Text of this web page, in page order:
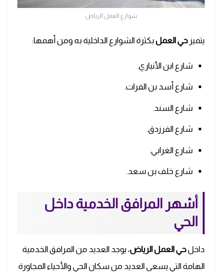
شوارع العمل الرياض
يتميز حي العملبكثرة الشوارع الداخلية به ومن أهمها:
شارع ابن الأنباري.
شارع أسد بن الفرات.
شارع السند.
شارع الفرزدق.
شارع الغرابي.
شارع خلف بن سعد.
أشهر المرافق الخدمية داخل
الحي
داخلحي العمل الرياض، يوجد العديد من المرافق الخدمية
الهامة التي يسعى العديد من سكان الحي والأحياء المجاورة